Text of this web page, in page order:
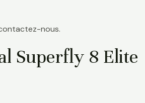
nous.
Superfly 8 Elite